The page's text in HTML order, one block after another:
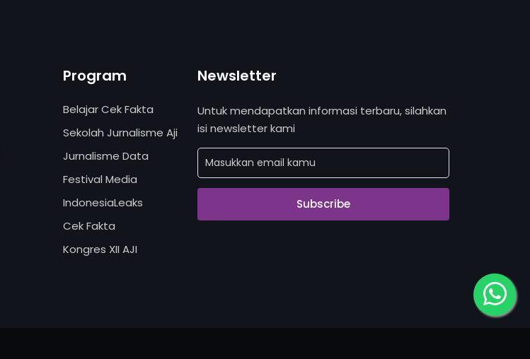
Program
Belajar Cek Fakta
Sekolah Jurnalisme Aji
Jurnalisme Data
Festival Media
IndonesiaLeaks
Cek Fakta
Kongres XII AJI
Newsletter
Untuk mendapatkan informasi terbaru, silahkan
isi newsletter kami
Subscribe